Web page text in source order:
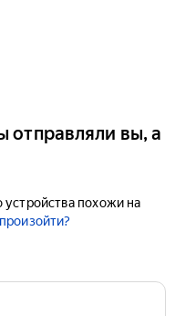
отправляли вы, а
похожи на